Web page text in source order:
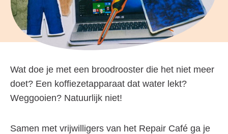
Wat doe je met een broodrooster die het niet meer
doet? Een koffiezetapparaat dat water lekt?
Weggooien? Natuurlijk niet!
Samen met vrijwilligers van het Repair Café ga je